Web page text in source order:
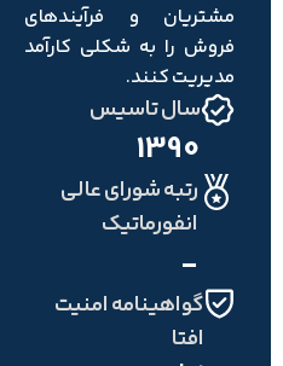
مشتریان و فرآیندهای
فروش را به شکلی کارآمد
مدیریت کنند.
سال تاسیس
1390
رتبه شورای عالی
انفورماتیک
-
گواهینامه امنیت
افتا